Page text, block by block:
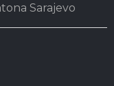
Sarajevo